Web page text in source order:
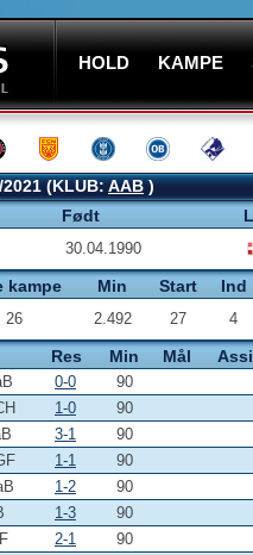
HOLD KAMPE
2021 (KLUB:AAB)
Født
30.04.1990
kampe Min Start Ind
26 2.492 27 4
Res Min Mål
0-0
90
1-0
90
3-1
90
1-1
90
1-2
90
1-3 90
2-1 90